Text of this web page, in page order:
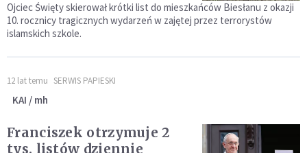
Ojciec Święty skierował krótki list do mieszkańców Biesłanu z okazji
10. rocznicy tragicznych wydarzeń w zajętej przez terrorystów
islamskich szkole.
12 lat temu SERWIS PAPIESKI
KAI / mh
Franciszek otrzymuje 2
tys. listów dziennie